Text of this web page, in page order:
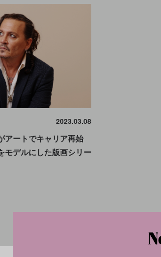
2023.03.08
アートでキャリア再始
モデルにした版画シリー